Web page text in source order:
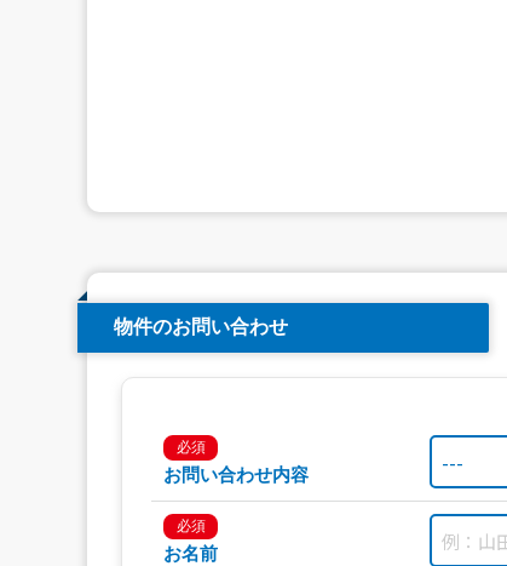
物件のお問い合わせ
必須
お問い合わせ内容
必須
お名前